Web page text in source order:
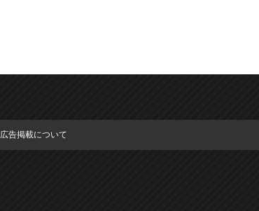
広告掲載について